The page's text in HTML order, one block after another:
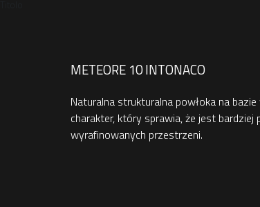
METEORE 10 INTONACO
Naturalna strukturalna powłoka na
charakter, który sprawia, że jest
wyrafinowanych przestrzeni.